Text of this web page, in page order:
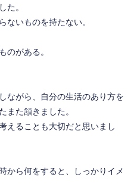
た。
ないものを持たない。
のがある。
ながら、自分の生活のあり方を
また頷きました。
えることも大切だと思いまし
から何をすると、しっかりイメ